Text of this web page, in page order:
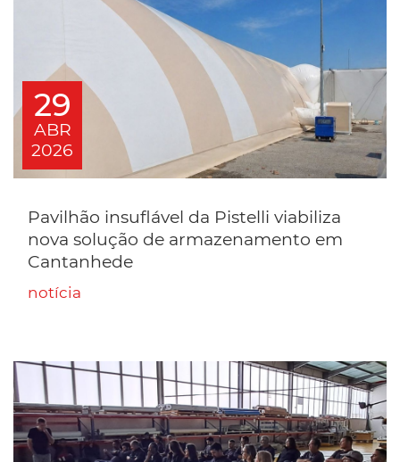
29
ABR
2026
Pavilhão insuflável da Pistelli viabiliza
nova solução de armazenamento em
Cantanhede
notícia